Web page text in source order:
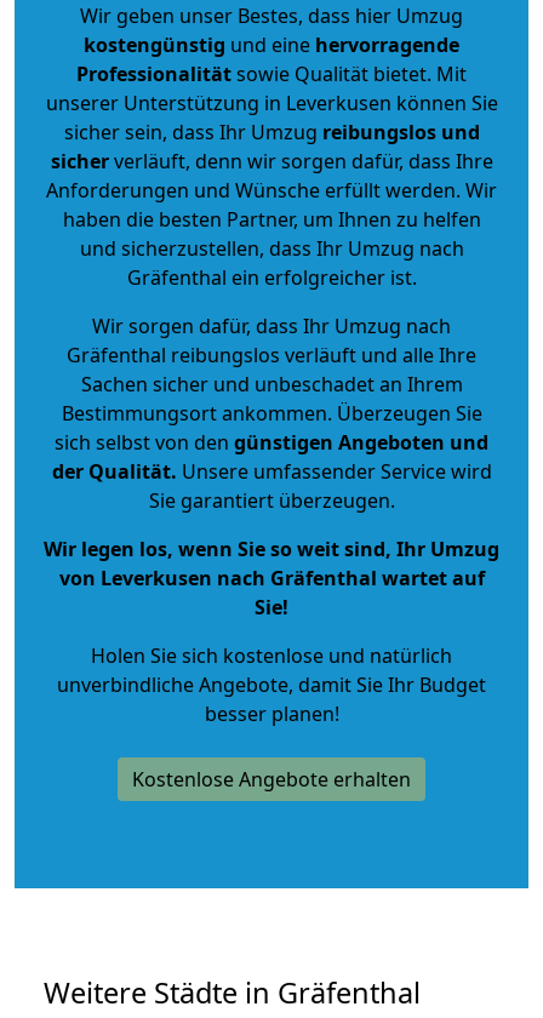
Wir geben unser Bestes, dass hier Umzug
kostengünstig und eine hervorragende
Professionalitätsowie Qualität bietet. Mit
unserer Unterstützung in Leverkusen können Sie
sicher sein, dass Ihr Umzug reibungslos und
sicherverläuft, denn wir sorgen dafür, dass Ihre
Anforderungen und Wünsche erfüllt werden. Wir
haben die besten Partner, um Ihnen zu helfen
und sicherzustellen, dass Ihr Umzug nach
Gräfenthal ein erfolgreicher ist.
Wir sorgen dafür, dass Ihr Umzug nach
Gräfenthal reibungslos verläuft und alle Ihre
Sachen sicher und unbeschadet an Ihrem
Bestimmungsort ankommen. Überzeugen Sie
sich selbst von den günstigen Angeboten und
der Qualität. Unsere umfassender Service wird
Sie garantiert überzeugen.
Wir legen los, wenn Sie so weit sind, Ihr Umzug
von Leverkusen nach Gräfenthal wartet auf
Sie!
Holen Sie sich kostenlose und natürlich
unverbindliche Angebote, damit Sie Ihr Budget
besser planen!
Kostenlose Angebote erhalten
Weitere Städte in Gräfenthal